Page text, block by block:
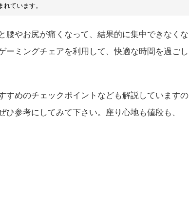
ています。
腰やお尻が痛くなって、結果的に集中できなくな
ーミングチェアを利用して、快適な時間を過ごし
すめのチェックポイントなども解説していますの
参考にしてみて下さい。座り心地も値段も、